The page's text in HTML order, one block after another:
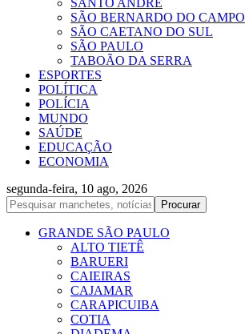
SANTO ANDRÉ
SÃO BERNARDO DO CAMPO
SÃO CAETANO DO SUL
SÃO PAULO
TABOÃO DA SERRA
ESPORTES
POLÍTICA
POLÍCIA
MUNDO
SAÚDE
EDUCAÇÃO
ECONOMIA
segunda-feira, 10 ago, 2026
GRANDE SÃO PAULO
ALTO TIETÊ
BARUERI
CAIEIRAS
CAJAMAR
CARAPICUIBA
COTIA